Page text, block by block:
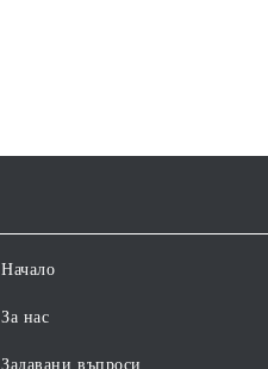
Начало
За нас
Задавани въпроси